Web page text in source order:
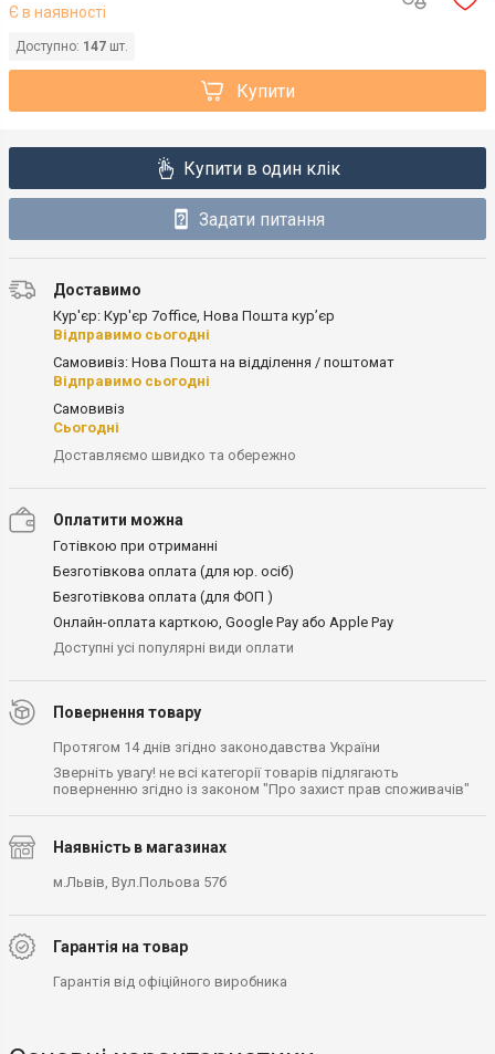
Є в наявності
Доступно: 147 шт.
Купити
Купити в один клік
Задати питання
Доставимо
Кур'єр: Кур'єр 7office, Нова Пошта кур’єр
Відправимо сьогодні
Самовивіз: Нова Пошта на відділення / поштомат
Відправимо сьогодні
Самовивіз
Сьогодні
Доставляємо швидко та обережно
Оплатити можна
Готівкою при отриманні
Безготівкова оплата (для юр. осіб)
Безготівкова оплата (для ФОП )
Онлайн-оплата карткою, Google Pay або Apple Pay
Доступні усі популярні види оплати
Повернення товару
Протягом 14 днів згідно законодавства України
Зверніть увагу! не всі категорії товарів підлягають
поверненню згідно із законом "Про захист прав споживачів"
Наявність в магазинах
м.Львів, Вул.Польова 57б
Гарантія на товар
Гарантія від офіційного виробника